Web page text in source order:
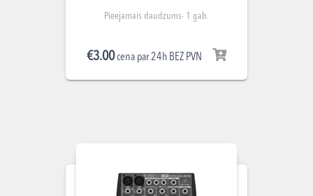
Pieejamais daudzums- 1 gab.
€3.00cena par 24h BEZ PVN